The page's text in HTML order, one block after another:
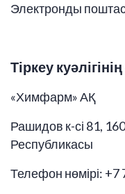
Электронды
Тіркеу
«Химфарм» АҚ
Рашидов к-сі 81,
Республикасы
Телефон нөмірі: +7